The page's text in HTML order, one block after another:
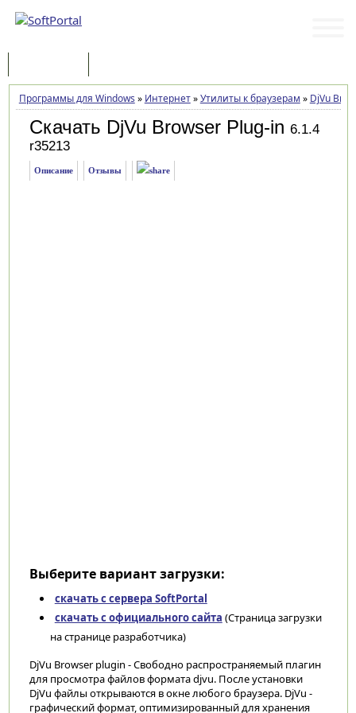
Программы для Windows » Интернет»Утилиты к браузерам » DjVu
Скачать DjVu Browser Plug-in 6.1.4
r35213
Описание Отзывы
Выберите вариант загрузки:
скачать с сервера SoftPortal
скачать с официального сайта (Страница загрузки
на странице разработчика)
DjVu Browser plugin - Свободно распространяемый плагин
для просмотра файлов формата djvu. После установки
DjVu файлы открываются в окне любого браузера. DjVu -
графический формат, оптимизированный для хранения